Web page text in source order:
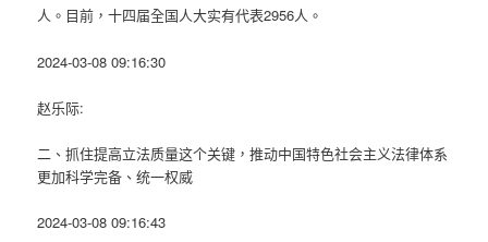
人。目前，十四届全国人大实有代表2956人。
2024-03-08 09:16:30
赵乐际:
二、抓住提高立法质量这个关键，推动中国特色社会主义法律体系
更加科学完备、统一权威
2024-03-08 09:16:43